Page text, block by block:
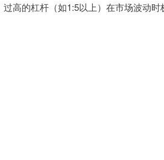
高的杠杆（如1:5以上）在市场波动时